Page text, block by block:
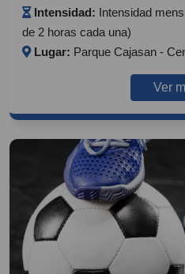
Intensidad: Intensidad
de 2 horas cada una)
Lugar: Parque Cajasan -
Ver